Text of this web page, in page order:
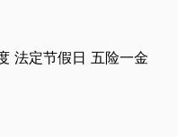
法定节假日 五险一金